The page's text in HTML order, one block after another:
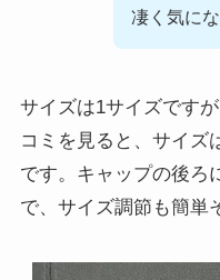
凄く気にな
サイズは1サイズです
コミを見ると、サイズ
です。キャップの後ろ
で、サイズ調節も簡単